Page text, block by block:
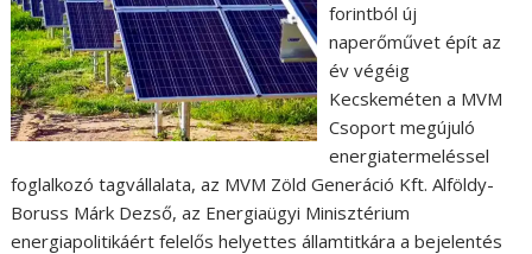
forintból új
naperőművet épít az
év végéig
Kecskeméten a MVM
Csoport megújuló
energiatermeléssel
foglalkozó tagvállalata, az MVM Zöld Generáció Kft. Alföldy-
Boruss Márk Dezső, az Energiaügyi Minisztérium
energiapolitikáért felelős helyettes államtitkára a bejelentés